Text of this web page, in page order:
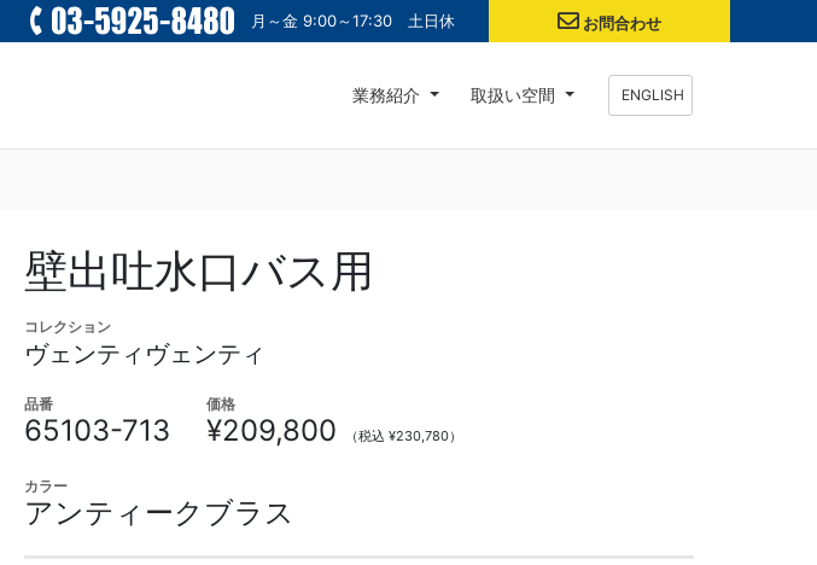
月～金 9:00～17:30 土日休 お問合わせ
業務紹介 取扱い空間 ENGLISH
壁出吐水口バス用
コレクション
ヴェンティヴェンティ
品番
65103-713
価格
¥209,800 （税込 ¥230,780）
カラー
アンティークブラス